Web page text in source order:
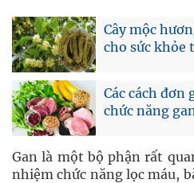
Cây mộc
cho sức khỏe
Các cách đơn
chức năng
Gan là một bộ phận rất
nhiệm chức năng lọc máu,